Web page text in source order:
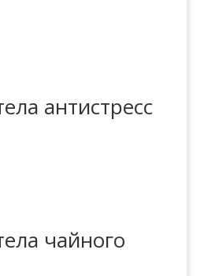
антистресс
чайного